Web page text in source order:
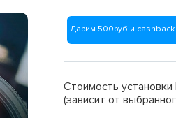
Дарим 500руб и cashback
Стоимость
(зависит от